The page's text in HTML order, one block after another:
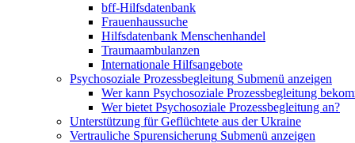
bff-Hilfsdatenbank
Frauenhaussuche
Hilfsdatenbank Menschenhandel
Traumaambulanzen
Internationale Hilfsangebote
Psychosoziale Prozessbegleitung Submenü anzeigen
Wer kann Psychosoziale Prozessbegleitung
Wer bietet Psychosoziale Prozessbegleitung an?
Unterstützung für Geflüchtete aus der Ukraine
Vertrauliche Spurensicherung Submenü anzeigen